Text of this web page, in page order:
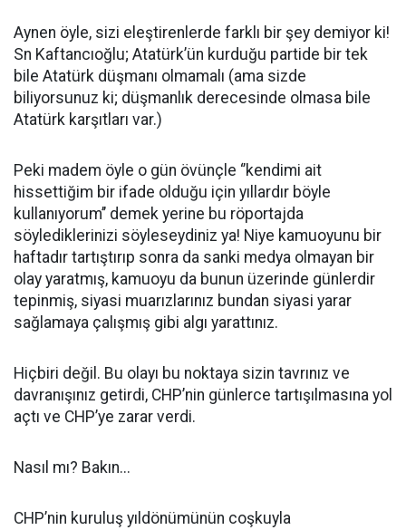
Aynen öyle, sizi eleştirenlerde farklı bir şey demiyor ki!
Sn Kaftancıoğlu; Atatürk’ün kurduğu partide bir tek
bile Atatürk düşmanı olmamalı (ama sizde
biliyorsunuz ki; düşmanlık derecesinde olmasa bile
Atatürk karşıtları var.)
Peki madem öyle o gün övünçle ‘’kendimi ait
hissettiğim bir ifade olduğu için yıllardır böyle
kullanıyorum’’ demek yerine bu röportajda
söylediklerinizi söyleseydiniz ya! Niye kamuoyunu bir
haftadır tartıştırıp sonra da sanki medya olmayan bir
olay yaratmış, kamuoyu da bunun üzerinde günlerdir
tepinmiş, siyasi muarızlarınız bundan siyasi yarar
sağlamaya çalışmış gibi algı yarattınız.
Hiçbiri değil. Bu olayı bu noktaya sizin tavrınız ve
davranışınız getirdi, CHP’nin günlerce tartışılmasına yol
açtı ve CHP’ye zarar verdi.
Nasıl mı? Bakın...
CHP’nin kuruluş yıldönümünün coşkuyla